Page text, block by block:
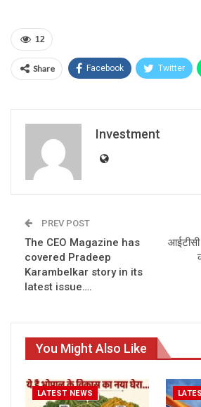
12
Share Facebook Twitter
Investment
PREV POST
The CEO Magazine has
covered Pradeep
Karambelkar story in its
latest issue….
आईटीसी
You Might Also Like
LATEST NEWS